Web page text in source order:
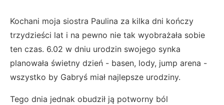
Kochani moja siostra Paulina za kilka dni kończy
trzydzieści lat i na pewno nie tak wyobrażała sobie
ten czas. 6.02 w dniu urodzin swojego synka
planowała świetny dzień - basen, lody, jump arena -
wszystko by Gabryś miał najlepsze urodziny.
Tego dnia jednak obudził ją potworny ból